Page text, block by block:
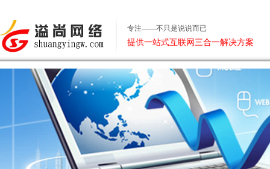
专注——不只是说说而已
提供一站式互联网三合一解决方案